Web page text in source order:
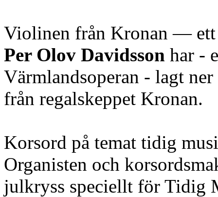
Violinen från Kronan —
Per Olov Davidsson har -
Värmlandsoperan - lagt
från regalskeppet Kronan.
Korsord på temat tidig
Organisten och
julkryss speciellt för Tidig